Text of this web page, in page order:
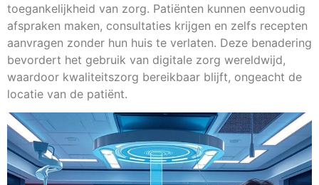
toegankelijkheid van zorg. Patiënten kunnen eenvoudig
afspraken maken, consultaties krijgen en zelfs recepten
aanvragen zonder hun huis te verlaten. Deze benadering
bevordert het gebruik van digitale zorg wereldwijd,
waardoor kwaliteitszorg bereikbaar blijft, ongeacht de
locatie van de patiënt.